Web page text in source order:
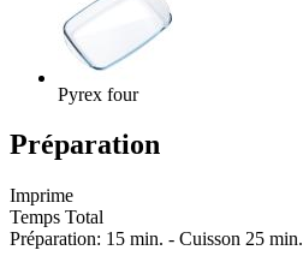
Pyrex four
Préparation
Imprime
Temps Total
Préparation: 15 min. - Cuisson 25 min.